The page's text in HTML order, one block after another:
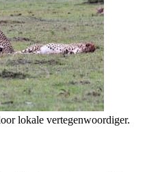
lokale vertegenwoordiger.